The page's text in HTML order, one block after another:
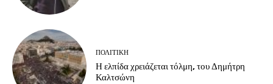
ΠΟΛΙΤΙΚΗ
Η ελπίδα χρειάζεται τόλμη, του Δημήτρη
Καλτσώνη